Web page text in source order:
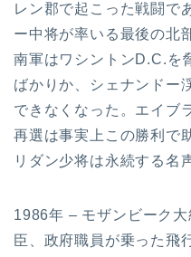
レン郡で起こった戦闘で
ー中将が率いる最後の北
南軍はワシントンD.C.を
ばかりか、シェナンドー
できなくなった。エイブ
再選は事実上この勝利で
リダン少将は永続する名
1986年 – モザンビーク
臣、政府職員が乗った飛